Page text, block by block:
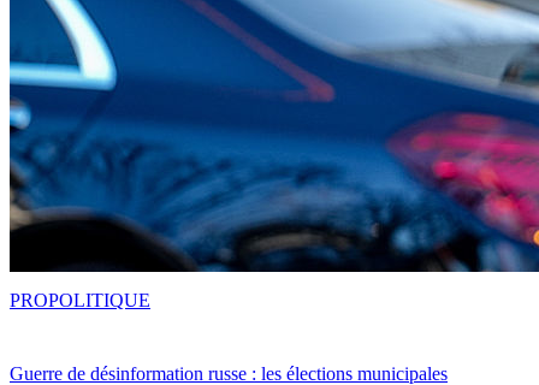
Guerre de désinformation russe : les élections municipales
PROPOLITIQUE